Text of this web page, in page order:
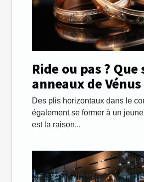
Ride ou pas ?
anneaux de
comment les
Des plis horizontaux dans le
également se former à un
est la raison...